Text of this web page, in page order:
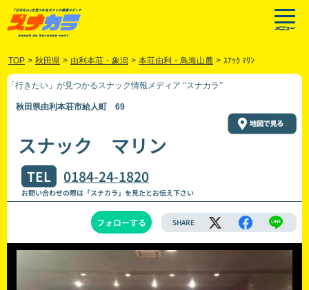
TOP > 秋田県 > 由利本荘・象潟 > 本荘由利・鳥海山麓 > ｽﾅｯｸ ﾏﾘﾝ
「行きたい」が見つかるスナック情報メディア “スナカラ”
秋田県由利本荘市給人町 69
スナック マリン
TEL 0184-24-1820
お問い合わせの際は「スナカラ」を見たとお伝え下さい
フォローする SHARE